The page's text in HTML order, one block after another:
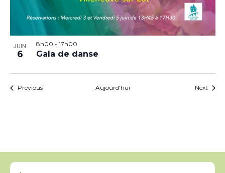
JUIN
6
8h00 - 17h00
Gala de danse
PreviousÉvènements Aujourd'hui Next